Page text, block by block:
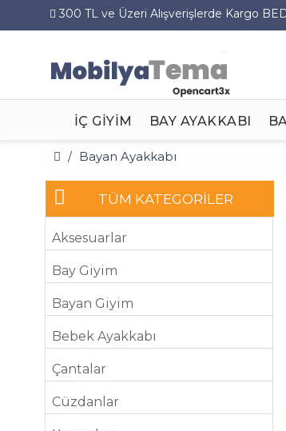
300 TL ve Üzeri Alışverişlerde Kargo
İÇ GIYIM BAY AYAKKABI
Bayan Ayakkabı
TÜM KATEGORİLER
Aksesuarlar
Bay Giyim
Bayan Giyim
Bebek Ayakkabı
Çantalar
Cüzdanlar